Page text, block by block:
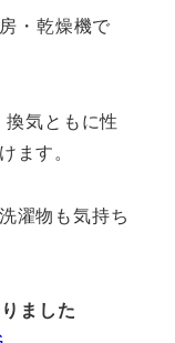
・乾燥機で
気ともに性
ます。
濯物も気持ち
ました